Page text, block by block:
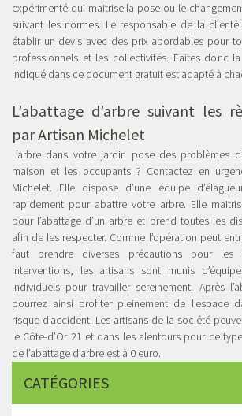
expérimenté qui maitrise la pose ou le
suivant les normes. Le responsable de la
établir un devis avec des prix abordables pour
professionnels et les collectivités. Faites donc
indiqué dans ce document gratuit est adapté à
L’abattage d’arbre suivant les
par Artisan Michelet
L’arbre dans votre jardin pose des problèmes
maison et les occupants ? Contactez en
Michelet. Elle dispose d’une équipe
rapidement pour abattre votre arbre. Elle
pour l’abattage d’un arbre et prend toutes les
afin de les respecter. Comme l’opération peut
faut prendre diverses précautions pour
interventions, les artisans sont munis
individuels pour travailler sereinement. Après
pourrez ainsi profiter pleinement de l’espace
risque d’accident. Les artisans de la société
le Côte-d’Or 21 et dans les alentours pour ce
de l’abattage d’arbre est à 0 euro.
CATÉGORIES